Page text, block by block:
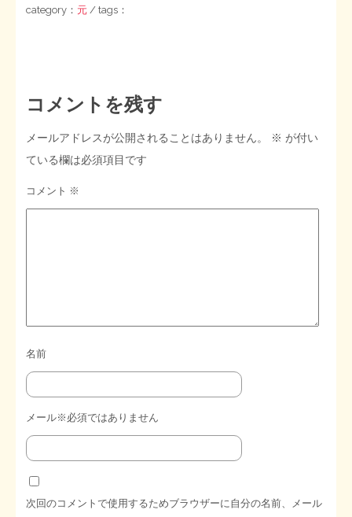
category： 元 / tags：
コメントを残す
メールアドレスが公開されることはありません。 ※ が付い
ている欄は必須項目です
コメント ※
名前
メール※必須ではありません
次回のコメントで使用するためブラウザーに自分の名前、メール